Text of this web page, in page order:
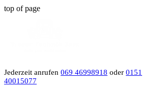
top of page
Jederzeit anrufen 069 46998918 oder 0151
40015077